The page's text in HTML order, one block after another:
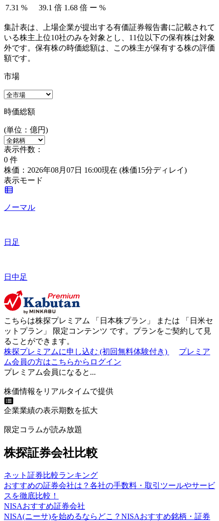
7.31 % 39.1 倍 1.68 倍 ー %
集計表は、上場企業が提出する有価証券報告書に記載されて
いる株主上位10社のみを対象とし、11位以下の保有株は対象
外です。保有株の時価総額は、この株主が保有する株の評価
額です。
市場
時価総額
(単位：億円)
表示件数：
0 件
株価：2026年08月07日 16:00現在 (株価15分ディレイ)
表示モード
ノーマル
日足
日中足
こちらは株探プレミアム 「 日本株プラン 」 または 「 日米セ
ットプラン 」 限定コンテンツ です。プランをご契約して見
ることができます。
株探プレミアムに申し込む (初回無料体験付き)
プレミア
ム会員の方はこちらからログイン
プレミアム会員になると...
株価情報をリアルタイムで提供
企業業績の表示期数を拡大
限定コラムが読み放題
株探証券会社比較
ネット証券比較ランキング
おすすめの証券会社は？各社の手数料・取引ツールやサービ
スを徹底比較！
NISAおすすめ証券会社
NISA(ニーサ)を始めるならどこ？NISAおすすめ銘柄・証券